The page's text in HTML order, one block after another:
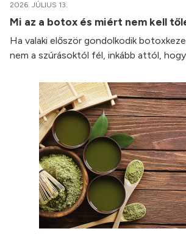
2026. JÚLIUS 13.
Mi az a botox és miért nem kell
Ha valaki először gondolkodik
nem a szúrásoktól fél, inkább attól,